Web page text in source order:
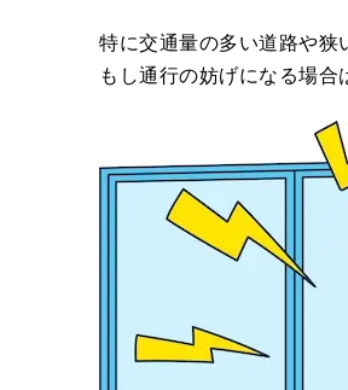
特に交通量の多い道路や狭
もし通行の妨げになる場合